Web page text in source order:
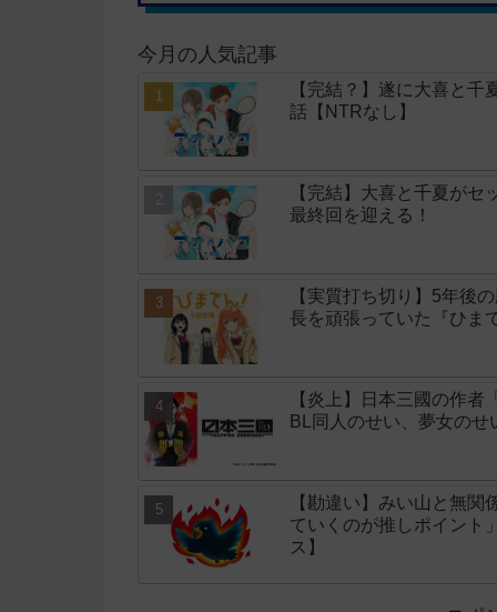
今月の人気記事
【完結？】遂に大喜と
話【NTRなし】
【完結】大喜と千夏が
最終回を迎える！
【実質打ち切り】5年後
長を頑張っていた『ひま
【炎上】日本三國の作
BL同人のせい、夢女の
【勘違い】みい山と無
ていくのが推しポイント
ス】